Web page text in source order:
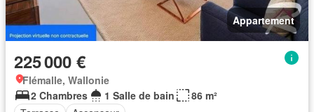
Appartement
225 000 €
Flémalle, Wallonie
2 Chambres
1 Salle de bain
86 m²